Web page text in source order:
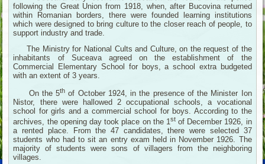
following the Great Union from 1918, when, after Bucovina returned
within Romanian borders, there were founded learning institutions
which were designed to bring culture to the closer reach of people, to
support industry and trade.
The Ministry for National Cults and Culture, on the request of the
inhabitants of Suceava agreed on the establishment of the
Commercial Elementary School for boys, a school extra budgeted
with an extent of 3 years.
On the 5th of October 1924, in the presence of the Minister Ion
Nistor, there were hallowed 2 occupational schools, a vocational
school for girls and a commercial school for boys. According to the
archives, the opening day took place on the 1stof December 1926, in
a rented place. From the 47 candidates, there were selected 37
students who had to sit an entry exam held in November 1926. The
majority of students were sons of villagers from the neighboring
villages.